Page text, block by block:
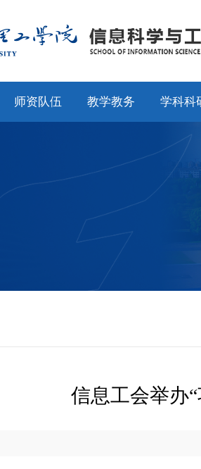
师资队伍 教学教务
专业设置
学科科
通知公告
科研动
信息工会举办